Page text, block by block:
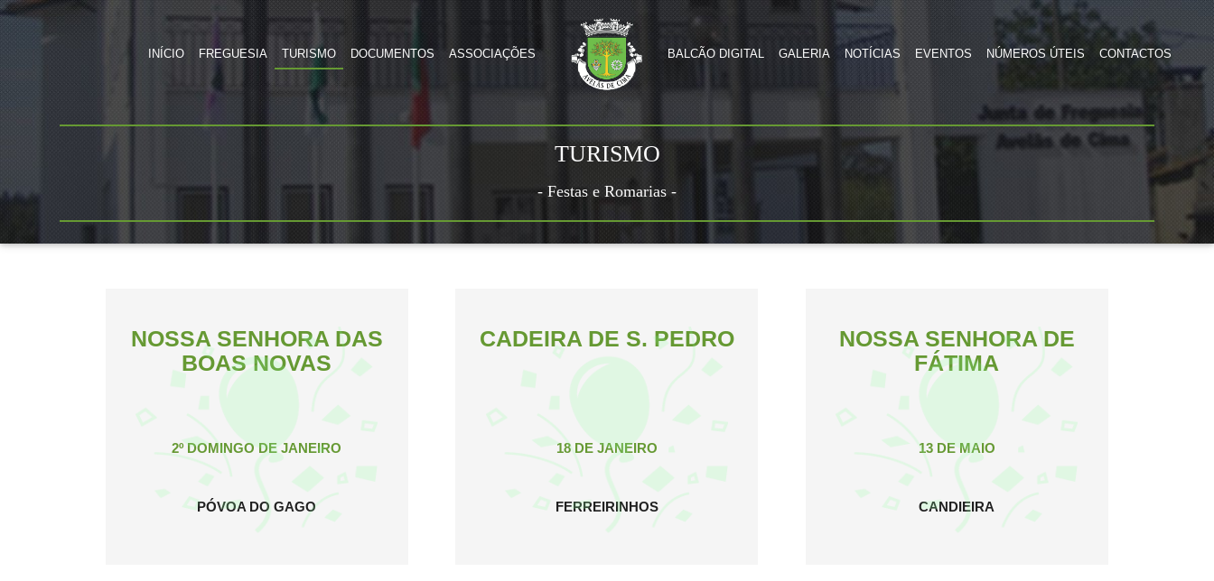
INÍCIO FREGUESIA TURISMO DOCUMENTOS ASSOCIAÇÕES BALCÃO DIGITAL GALERIA NOTÍCIAS EVENTOS NÚMEROS ÚTEIS CONTACTOS
TURISMO
- Festas e Romarias -
NOSSA SENHORA DAS
BOAS NOVAS
2º DOMINGO DE JANEIRO
PÓVOA DO GAGO
CADEIRA DE S. PEDRO
18 DE JANEIRO
FERREIRINHOS
NOSSA SENHORA DE
FÁTIMA
13 DE MAIO
CANDIEIRA